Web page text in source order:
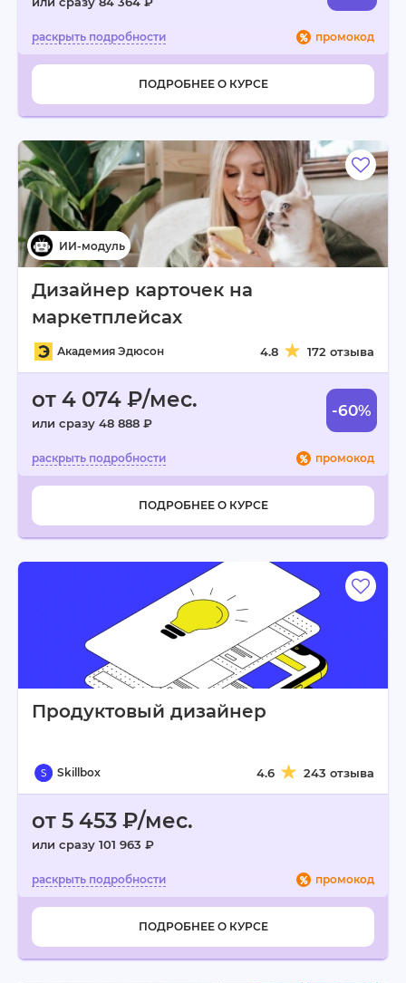
промокод
ПОДРОБНЕЕ О КУРСЕ
Дизайнер карточек на
маркетплейсах
Академия Эдюсон 4.8 172 отзыва
от 4 074 ₽/мес.
или сразу 48 888 ₽
-60%
промокод
ПОДРОБНЕЕ О КУРСЕ
Продуктовый дизайнер
Skillbox 4.6 243 отзыва
от 5 453 ₽/мес.
или сразу 101 963 ₽
промокод
ПОДРОБНЕЕ О КУРСЕ